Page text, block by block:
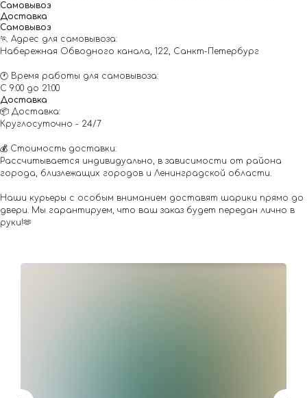
Самовывоз
Доставка
Самовывоз
🏃 Адрес для самовывоза:
Набережная Обводного канала, 122, Санкт-Петербург
🕐 Время работы для самовывоза:
С 9:00 до 21:00
Доставка
📦 Доставка:
Круглосуточно - 24/7
💰 Стоимость доставки:
Рассчитывается индивидуально, в зависимости от района
города, близлежащих городов и Ленинградской области.
Наши курьеры с особым вниманием доставят шарики прямо до
двери. Мы гарантируем, что ваш заказ будет передан лично в
руки!🫶